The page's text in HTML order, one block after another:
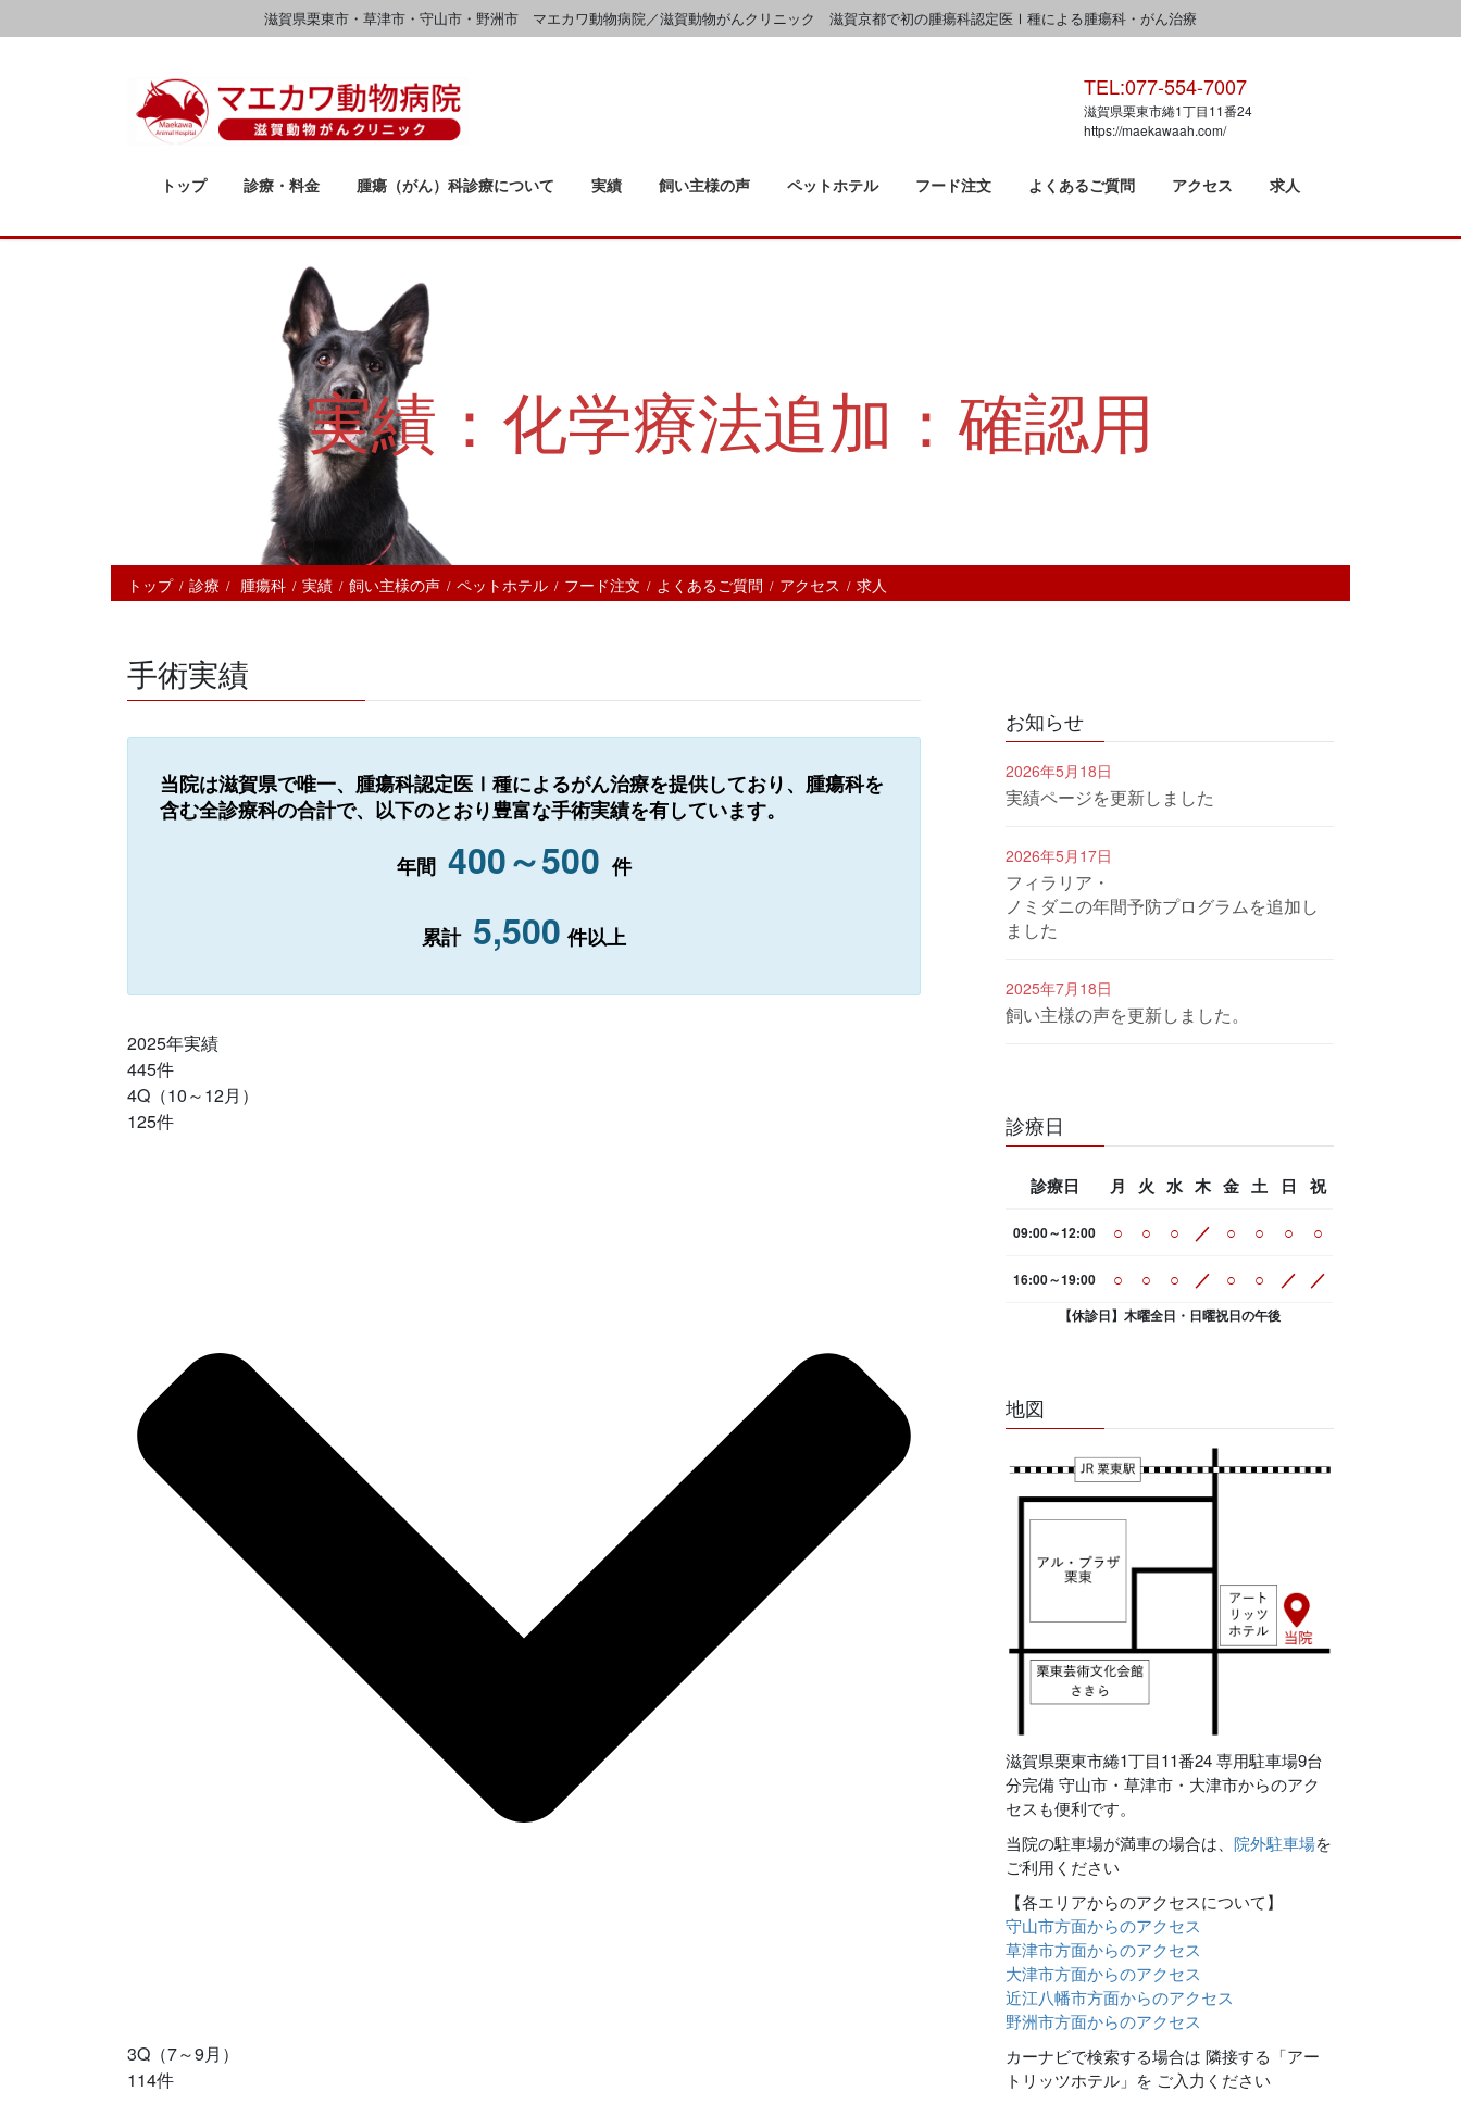
ン
プ
ビ
動
滋賀県栗東市・草津市・守山市・野洲市 マエカワ動物病院／滋賀動物がんクリニック 滋賀京都で初の腫瘍科認定医Ⅰ種による腫瘍科・がん治療
TEL:077-554-7007
滋賀県栗東市綣1丁目11番24
https://maekawaah.com/
トップ 診療・料金 腫瘍（がん）科診療について 実績 飼い主様の声 ペットホテル フード注文 よくあるご質問 アクセス 求人
実績：化学療法追加：確認用
トップ 診療 腫瘍科 実績 飼い主様の声 ペットホテル フード注文 よくあるご質問 アクセス 求人
手術実績
当院は滋賀県で唯一、腫瘍科認定医Ⅰ種によるがん治療を提供しており、腫瘍科を
含む全診療科の合計で、以下のとおり豊富な手術実績を有しています。
年間 400～500 件
累計 5,500 件以上
2025年実績
445件
4Q（10～12月）
125件
3Q（7～9月）
114件
お知らせ
2026年5月18日
実績ページを更新しました
2026年5月17日
フィラリア・
ノミダニの年間予防プログラムを追加し
ました
2025年7月18日
飼い主様の声を更新しました。
診療日
診療日 月 火 水 木 金 土 日 祝
09:00～12:00 ○ ○ ○ ／ ○ ○ ○ ○
16:00～19:00 ○ ○ ○ ／ ○ ○ ／ ／
【休診日】木曜全日・日曜祝日の午後
地図
滋賀県栗東市綣1丁目11番24 専用駐車場9台
分完備 守山市・草津市・大津市からのアク
セスも便利です。
当院の駐車場が満車の場合は、院外駐車場を
ご利用ください
【各エリアからのアクセスについて】
守山市方面からのアクセス
草津市方面からのアクセス
大津市方面からのアクセス
近江八幡市方面からのアクセス
野洲市方面からのアクセス
カーナビで検索する場合は 隣接する「アー
トリッツホテル」を ご入力ください